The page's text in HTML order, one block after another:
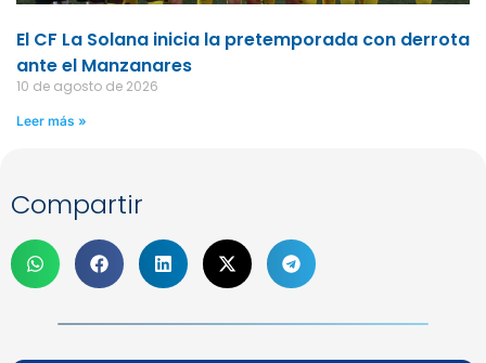
El CF La Solana inicia la pretemporada con derrota
ante el Manzanares
10 de agosto de 2026
Leer más »
Compartir